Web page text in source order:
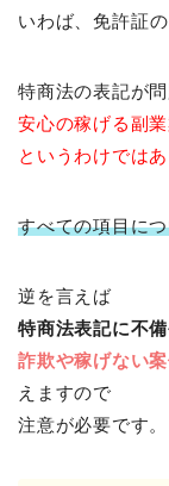
いわば、免許証
特商法の表記が
安心の稼げる副
というわけではあ
すべての項目に
逆を言えば
特商法表記に不
詐欺や稼げない
えますので
注意が必要です。